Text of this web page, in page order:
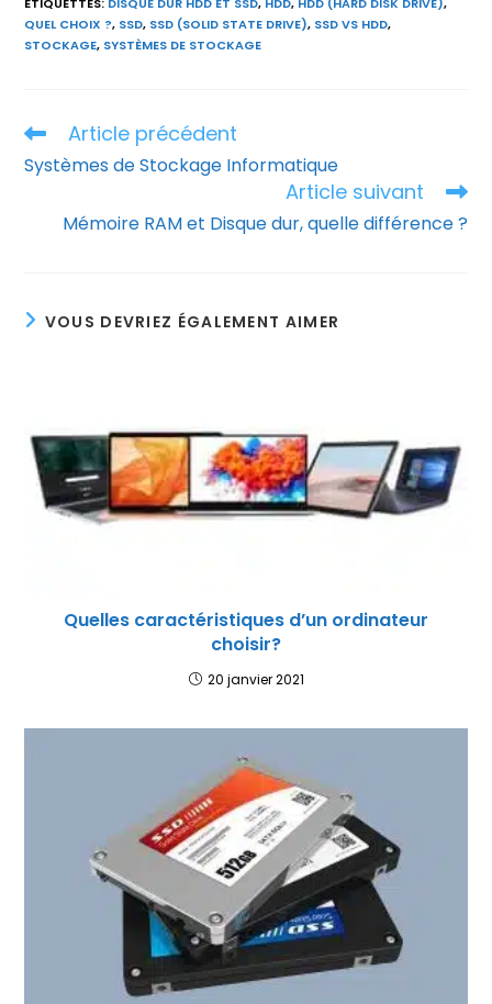
QUEL CHOIX ?, SSD, SSD (SOLID STATE DRIVE), SSD VS HDD,
STOCKAGE, SYSTÈMES DE STOCKAGE
Read
more
articles
Article précédent
Systèmes de Stockage Informatique
Article suivant
Mémoire RAM et Disque dur, quelle différence ?
VOUS DEVRIEZ ÉGALEMENT AIMER
Quelles caractéristiques d’un ordinateur
choisir?
20 janvier 2021